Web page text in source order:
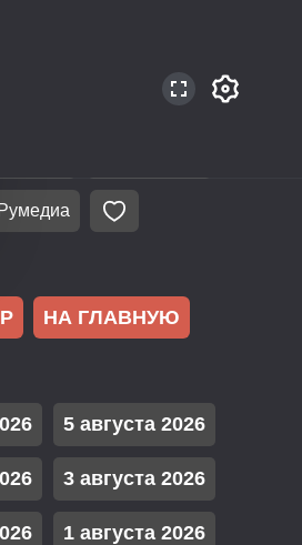
87.5
Румедиа
НА ГЛАВНУЮ
5 августа 2026
3 августа 2026
1 августа 2026